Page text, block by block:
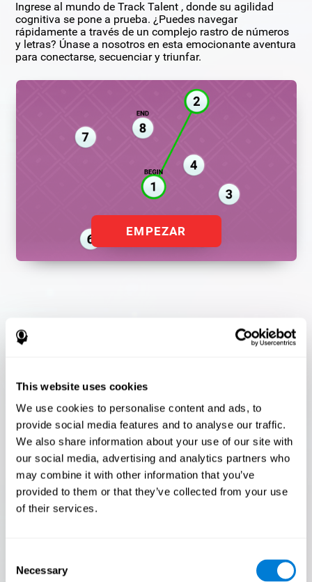
This website uses cookies
We use cookies to personalise content and ads, to
provide social media features and to analyse our traffic.
We also share information about your use of our site with
our social media, advertising and analytics partners who
may combine it with other information that you’ve
provided to them or that they’ve collected from your use
of their services.
Selection
Necessary
Ingrese al mundo de Track Talent , donde su agilidad
cognitiva se pone a prueba. ¿Puedes navegar
rápidamente a través de un complejo rastro de números
y letras? Únase a nosotros en esta emocionante aventura
para conectarse, secuenciar y triunfar.
EMPEZAR
Flash Finder
prueba! ¿Eres un Flash Finder ?
¡La prueba definitiva de tu velocidad y precisión! ¿Podrás
seguir el ritmo? ¿Estás listo para demostrar tu capacidad
para responder rápidamente bajo presión? ¡Acepta el
desafío en Flash Finder !